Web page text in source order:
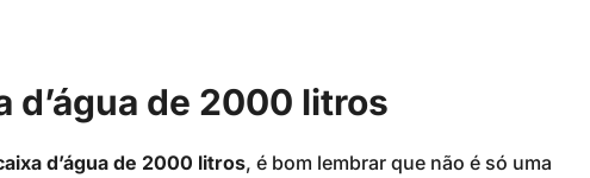
d’água de 2000 litros
d’água de 2000 litros, é bom lembrar que não é só uma